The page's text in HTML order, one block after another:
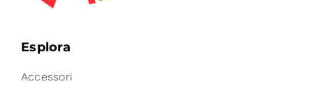
Esplora
Accessori